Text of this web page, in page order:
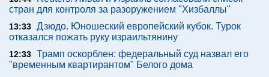
стран для контроля за разоружением "Хизбаллы"
13:33 Дзюдо. Юношеский европейский кубок. Турок
отказался пожать руку израильтянину
12:33 Трамп оскорблен: федеральный суд назвал его
"временным квартирантом" Белого дома